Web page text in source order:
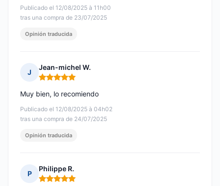
Publicado el 12/08/2025 à 11h00
tras una compra de 23/07/2025
Opinión traducida
J
Jean-michel W.
Nota: 5 de 5
Publicado el 12/08/2025 à 04h02
tras una compra de 24/07/2025
Muy bien, lo recomiendo
Opinión traducida
P
Philippe R.
Nota: 5 de 5